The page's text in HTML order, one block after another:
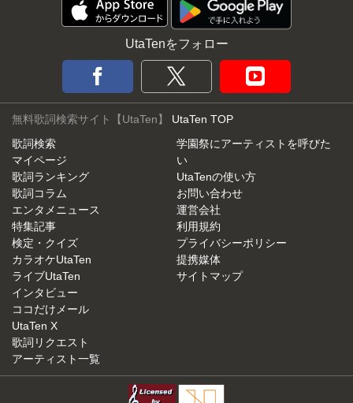
UtaTenをフォロー
無料歌詞検索サイト【UtaTen】 UtaTen TOP
歌詞検索
マイページ
歌詞ランキング
歌詞コラム
エンタメニュース
特集記事
検定・クイズ
カラオケUtaTen
ライブUtaTen
インタビュー
ココだけメール
UtaTen X
歌詞リクエスト
アーティスト一覧
学園祭にアーティストを呼びた
い
UtaTenの使い方
お問い合わせ
運営会社
利用規約
プライバシーポリシー
提携媒体
サイトマップ